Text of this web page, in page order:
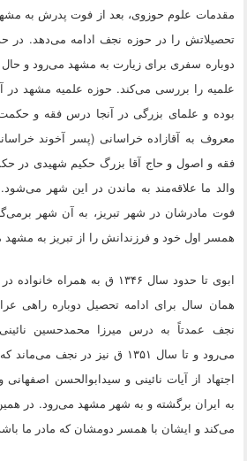
مقدمات علوم حوزوی، بعد از فوت پدرش به
دوباره سفری برای زیارت به مشهد می‌رود و
علمیه را بررسی می‌کند. حوزه‌‌‌‌‌‌‌‌‌‌‌‌‌‌‌‌‌‌‌‌ علمیه‌‌‌‌‌‌‌‌‌‌‌‌‌‌‌‌‌‌‌‌‌‌ مشهد در
بوده و علمای بزرگی در آنجا درس فقه و
معروف به آقازاده‌‌‌‌‌‌‌‌‌‌‌‌‌‌‌‌‌‌‌‌‌‌‌ خراسانی (پسر آخوند
فقه و اصول و حاج آقا بزرگ حکیم شهیدی در
والد ما علاقه‌مند به ماندن در این شهر
فوت مادرشان در شهر تبریز، به آن شهر
همسر اول خود و فرزندانش را از تبریز به
ابوی تا حدود سال ۱۳۴۶ ق به
همان سال ‌‌‌‌‌‌‌‌برای ادامه‌‌‌‌‌‌‌‌‌‌‌‌‌‌‌‌‌‌‌‌‌‌‌ تحصیل دوباره راهی
نجف عمدتاً به درس میرزا محمدحسین
می‌رود ‌‌‌‌‌‌‌‌و تا سال ۱۳۵۱ ق نیز در
اجتهاد از آیات نائینی و سیدابوالحسن
به ایران برگشته و ‌‌‌‌‌‌‌‌به شهر مشهد می‌رود. در
می‌کند و ایشان با همسر دومشان که مادر ما